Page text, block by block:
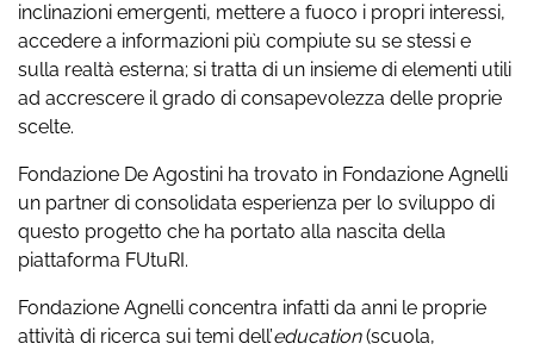
inclinazioni emergenti, mettere a fuoco i propri interessi,
accedere a informazioni più compiute su se stessi e
sulla realtà esterna; si tratta di un insieme di elementi utili
ad accrescere il grado di consapevolezza delle proprie
scelte.
Fondazione De Agostini ha trovato in Fondazione Agnelli
un partner di consolidata esperienza per lo sviluppo di
questo progetto che ha portato alla nascita della
piattaforma FUtuRI.
Fondazione Agnelli concentra infatti da anni le proprie
attività di ricerca sui temi dell’education(scuola,